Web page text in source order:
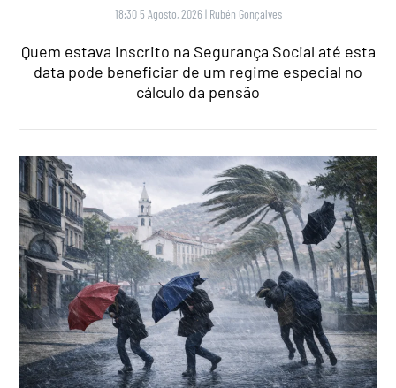
18:30 5 Agosto, 2026 | Rubén Gonçalves
Quem estava inscrito na Segurança Social até esta
data pode beneficiar de um regime especial no
cálculo da pensão